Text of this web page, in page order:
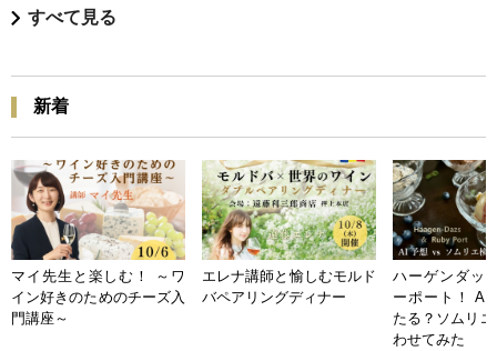
すべて見る
新着
マイ先生と楽しむ！ ～ワ
イン好きのためのチーズ入
門講座～
エレナ講師と愉しむモルド
バペアリングディナー
ハーゲンダッ
ーポート！ AI
たる？ソムリ
わせてみた